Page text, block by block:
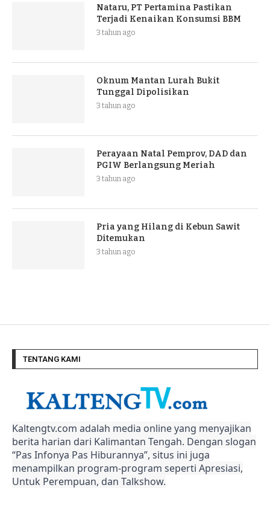
Nataru, PT Pertamina Pastikan
Terjadi Kenaikan Konsumsi BBM
3 tahun ago
Oknum Mantan Lurah Bukit
Tunggal Dipolisikan
3 tahun ago
Perayaan Natal Pemprov, DAD dan
PGIW Berlangsung Meriah
3 tahun ago
Pria yang Hilang di Kebun Sawit
Ditemukan
3 tahun ago
TENTANG KAMI
Kaltengtv.com adalah media online yang menyajikan
berita harian dari Kalimantan Tengah. Dengan slogan
“Pas Infonya Pas Hiburannya”, situs ini juga
menampilkan program-program seperti Apresiasi,
Untuk Perempuan, dan Talkshow.